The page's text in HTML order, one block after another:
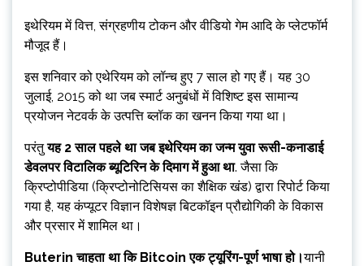
इथेरियम में वित्त, संग्रहणीय टोकन और वीडियो गेम आदि के प्लेटफॉर्म
मौजूद हैं।
इस शनिवार को एथेरियम को लॉन्च हुए 7 साल हो गए हैं। यह 30
जुलाई, 2015 को था जब स्मार्ट अनुबंधों में विशिष्ट इस सामान्य
प्रयोजन नेटवर्क के उत्पत्ति ब्लॉक का खनन किया गया था।
परंतुयह 2 साल पहले था जब इथेरियम का जन्म युवा रूसी-कनाडाई
डेवलपर विटालिक ब्यूटिरिन के दिमाग में हुआ था. जैसा कि
क्रिप्टोपीडिया (क्रिप्टोनोटिसियस का शैक्षिक खंड) द्वारा रिपोर्ट किया
गया है, यह कंप्यूटर विज्ञान विशेषज्ञ बिटकॉइन प्रौद्योगिकी के विकास
और प्रसार में शामिल था।
Buterin चाहता था कि Bitcoin एक ट्यूरिंग-पूर्ण भाषा हो।यानी